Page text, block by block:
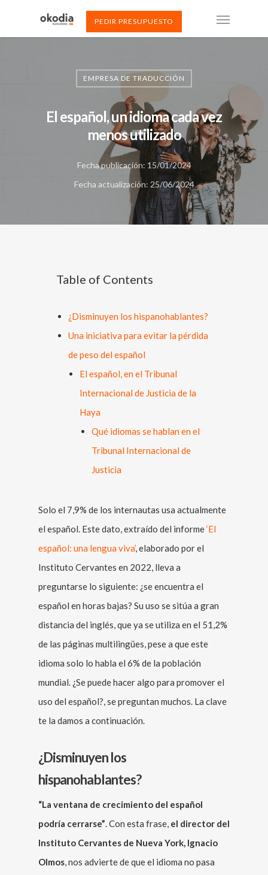
PEDIR PRESUPUESTO
EMPRESA DE TRADUCCIÓN
El español, un idioma cada vez
menos utilizado
Fecha publicación: 15/01/2024
Fecha actualización: 25/06/2024
Table of Contents
¿Disminuyen los hispanohablantes?
Una iniciativa para evitar la pérdida
de peso del español
El español, en el Tribunal
Internacional de Justicia de la
Haya
Qué idiomas se hablan en el
Tribunal Internacional de
Justicia
Solo el 7,9% de los internautas usa actualmente
el español. Este dato, extraído del informe‘El
español: una lengua viva’, elaborado por el
Instituto Cervantes en 2022, lleva a
preguntarse lo siguiente: ¿se encuentra el
español en horas bajas? Su uso se sitúa a gran
distancia del inglés, que ya se utiliza en el 51,2%
de las páginas multilingües, pese a que este
idioma solo lo habla el 6% de la población
mundial. ¿Se puede hacer algo para promover el
uso del español?, se preguntan muchos. La clave
te la damos a continuación.
¿Disminuyen los
hispanohablantes?
“La ventana de crecimiento del español
podría cerrarse”. Con esta frase, el director del
Instituto Cervantes de Nueva York, Ignacio
Olmos, nos advierte de que el idioma no pasa